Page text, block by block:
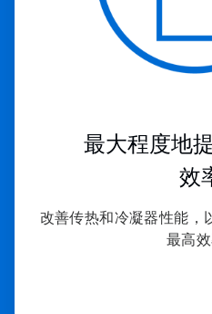
最大程度地
效
改善传热和冷凝器性能，
最高效